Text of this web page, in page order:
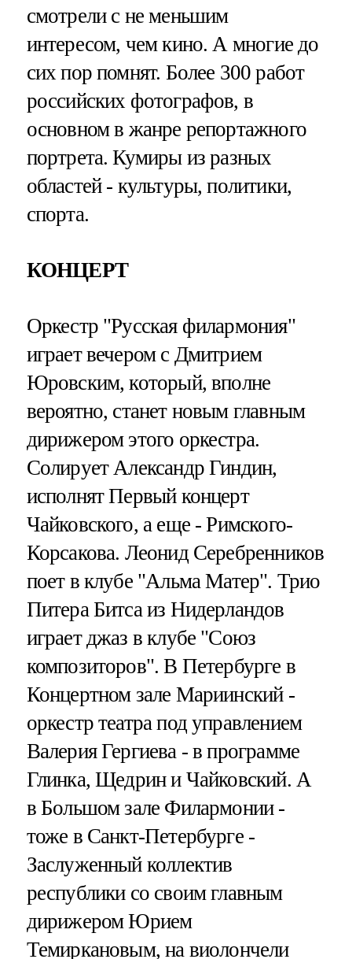
смотрели с не меньшим
интересом, чем кино. А многие до
сих пор помнят. Более 300 работ
российских фотографов, в
основном в жанре репортажного
портрета. Кумиры из разных
областей - культуры, политики,
спорта.
КОНЦЕРТ
Оркестр "Русская филармония"
играет вечером с Дмитрием
Юровским, который, вполне
вероятно, станет новым главным
дирижером этого оркестра.
Солирует Александр Гиндин,
исполнят Первый концерт
Чайковского, а еще - Римского-
Корсакова. Леонид Серебренников
поет в клубе "Альма Матер". Трио
Питера Битса из Нидерландов
играет джаз в клубе "Союз
композиторов". В Петербурге в
Концертном зале Мариинский -
оркестр театра под управлением
Валерия Гергиева - в программе
Глинка, Щедрин и Чайковский. А
в Большом зале Филармонии -
тоже в Санкт-Петербурге -
Заслуженный коллектив
республики со своим главным
дирижером Юрием
Темиркановым, на виолончели